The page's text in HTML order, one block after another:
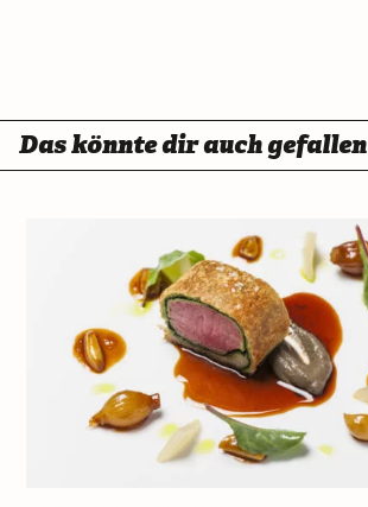
Das könnte dir auch gefallen